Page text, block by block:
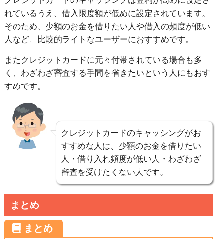
れているうえ、借入限度額が低めに設定されています。
そのため、少額のお金を借りたい人や借入の頻度が低い
人など、比較的ライトなユーザーにおすすめです。
またクレジットカードに元々付帯されている場合も多
く、わざわざ審査する手間を省きたいという人にもおす
すめです。
クレジットカードのキャッシングがお
すすめな人は、少額のお金を借りたい
人・借り入れ頻度が低い人・わざわざ
審査を受けたくない人です。
まとめ